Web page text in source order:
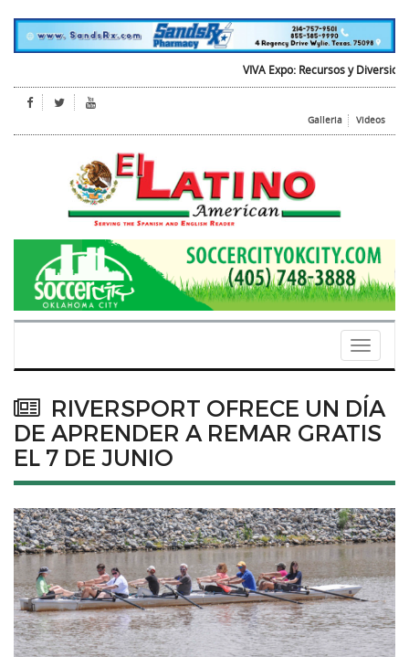
VIVA Expo: Recursos y Diversion
Galleria Videos
Toggle
RIVERSPORT OFRECE UN DÍA
DE APRENDER A REMAR GRATIS
EL 7 DE JUNIO